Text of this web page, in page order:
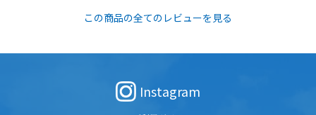
この商品の全てのレビューを見る
Instagram